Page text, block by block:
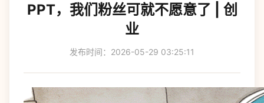
PPT，我们粉丝可就不愿意了 | 创
业
发布时间：2026-05-29 03:25:11